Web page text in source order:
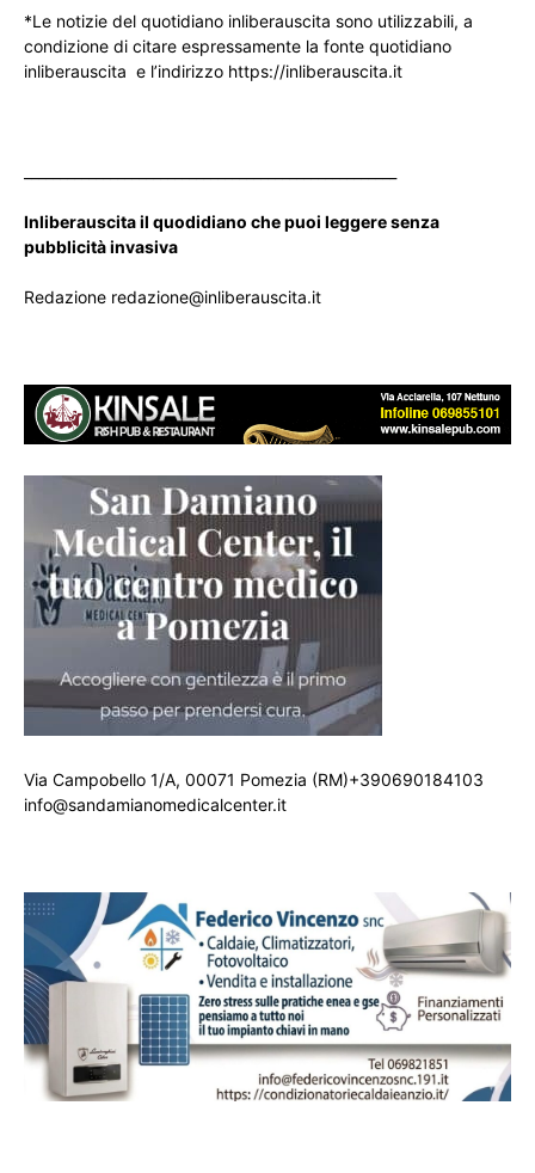
*Le notizie del quotidiano inliberauscita sono utilizzabili, a
condizione di citare espressamente la fonte quotidiano
inliberauscita e l’indirizzo https://inliberauscita.it
Inliberauscita il quodidiano che puoi leggere senza
pubblicità invasiva
Redazione redazione@inliberauscita.it
Via Campobello 1/A, 00071 Pomezia (RM)+390690184103
info@sandamianomedicalcenter.it